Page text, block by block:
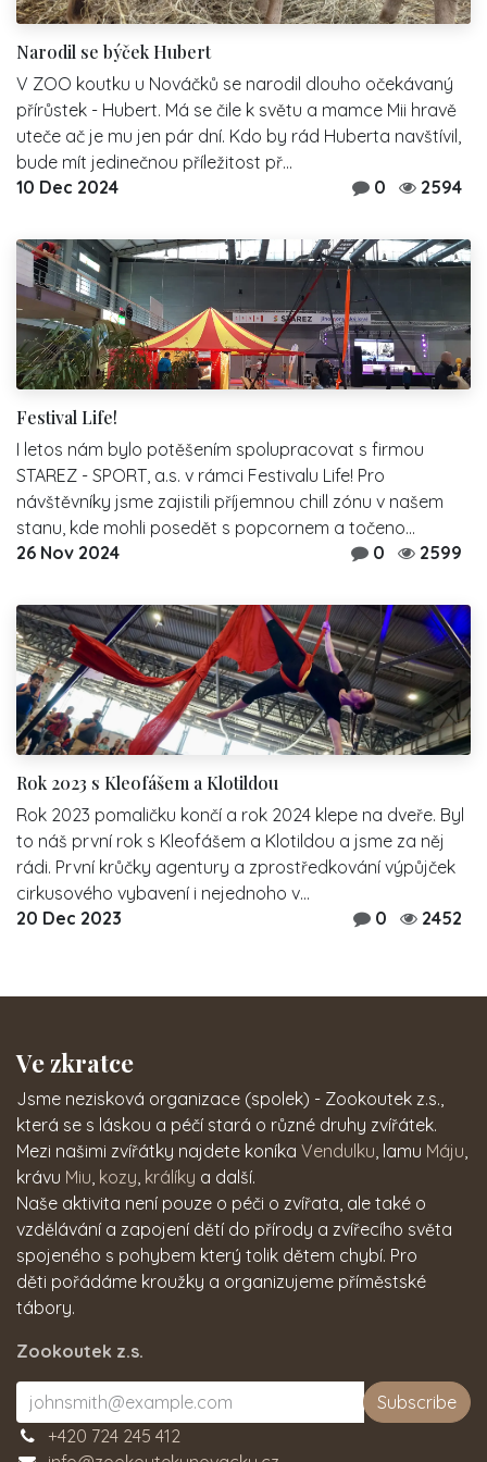
Narodil se býček Hubert
V ZOO koutku u Nováčků se narodil dlouho očekávaný
přírůstek - Hubert. Má se čile k světu a mamce Mii hravě
uteče ač je mu jen pár dní. Kdo by rád Huberta navštívil,
bude mít jedinečnou příležitost př...
10 Dec 2024
0 2594
Festival Life!
I letos nám bylo potěšením spolupracovat s firmou
STAREZ - SPORT, a.s. v rámci Festivalu Life! Pro
návštěvníky jsme zajistili příjemnou chill zónu v našem
stanu, kde mohli posedět s popcornem a točeno...
26 Nov 2024
0 2599
Rok 2023 s Kleofášem a Klotildou
Rok 2023 pomaličku končí a rok 2024 klepe na dveře. Byl
to náš první rok s Kleofášem a Klotildou a jsme za něj
rádi. První krůčky agentury a zprostředkování výpůjček
cirkusového vybavení i nejednoho v...
20 Dec 2023
0 2452
Ve zkratce
Jsme nezisková organizace (spolek) - Zookoutek z.s.,
která se s láskou a péčí stará o různé druhy zvířátek.
Mezi našimi zvířátky najdete koníka Vendulku , lamu Máju
krávu Miu kozy králíky a další.
Naše aktivita není pouze o péči o zvířata, ale také o
vzdělávání a zapojení dětí do přírody a zvířecího světa
spojeného s pohybem který tolik dětem chybí. Pro
děti pořádáme kroužky a organizujeme příměstské
tábory.
Zookoutek z.s.
Subscribe
+420 724 245 412